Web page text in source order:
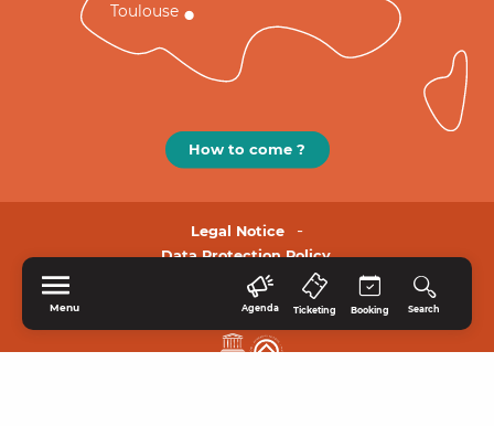
Menu Agenda Ticketing Booking Search
Toulouse
How to come ?
Legal Notice
Data Protection Policy.